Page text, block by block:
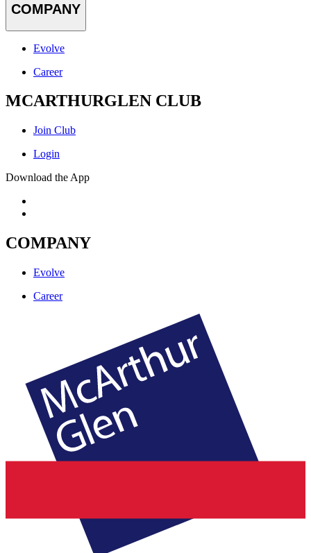
COMPANY
Evolve
Career
MCARTHURGLEN CLUB
Join Club
Login
Download the App
COMPANY
Evolve
Career